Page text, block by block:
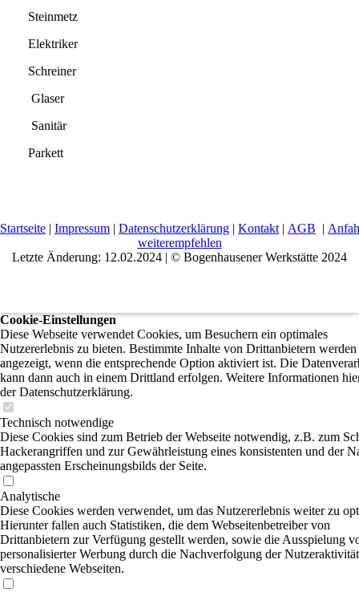
Steinmetz
Elektriker
Schreiner
Glaser
Sanitär
Parkett
Startseite | Impressum | Datenschutzerklärung | Kontakt | AGB |
weiterempfehlen
Letzte Änderung: 12.02.2024 | © Bogenhausener Werkstätte 2024
Cookie-Einstellungen
Diese Webseite verwendet Cookies, um Besuchern ein optimales
Nutzererlebnis zu bieten. Bestimmte Inhalte von Drittanbietern
angezeigt, wenn die entsprechende Option aktiviert ist. Die
kann dann auch in einem Drittland erfolgen. Weitere Informationen
der Datenschutzerklärung.
Technisch notwendige
Diese Cookies sind zum Betrieb der Webseite notwendig, z.B. zum
Hackerangriffen und zur Gewährleistung eines konsistenten und der
angepassten Erscheinungsbilds der Seite.
Analytische
Diese Cookies werden verwendet, um das Nutzererlebnis weiter zu
Hierunter fallen auch Statistiken, die dem Webseitenbetreiber von
Drittanbietern zur Verfügung gestellt werden, sowie die Ausspielung
personalisierter Werbung durch die Nachverfolgung der
verschiedene Webseiten.